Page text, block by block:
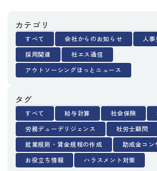
カテゴリ
すべて 会社からのお知らせ
人
採用関連
社エス通信
アウトソーシングほっとニュース
タグ
すべて 給与計算 社会保険
労務デューデリジェンス
社労士顧問
就業規則・賃金規程の作成
助成金コン
お役立ち情報
ハラスメント対策